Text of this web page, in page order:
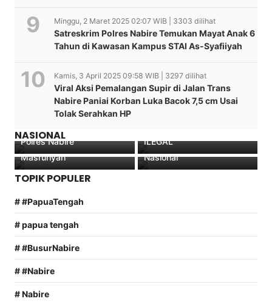
Minggu, 2 Maret 2025 02:07 WIB | 3303 dilihat
Satreskrim Polres Nabire Temukan Mayat Anak 6
Tahun di Kawasan Kampus STAI As-Syafiiyah
Kamis, 3 April 2025 09:58 WIB | 3297 dilihat
Viral Aksi Pemalangan Supir di Jalan Trans
Nabire Paniai Korban Luka Bacok 7,5 cm Usai
Tolak Serahkan HP
NASIONAL
Sejumlah Senjata Tajam
Diamankan Dalam Razia
Polres Nabire
WAKAPOLDA PAPUA
Pimpin Pemusnahan
ILEGAL
STAI Asy-Syafi’iyah Nabire
Gelar Upacara Hari Santri
Perdana Bersama
Masruriyah
Bantuan Presiden
Siap Dukung Program
Nasional
TOPIK POPULER
# #PapuaTengah
# papua tengah
# #BusurNabire
# #Nabire
# Nabire